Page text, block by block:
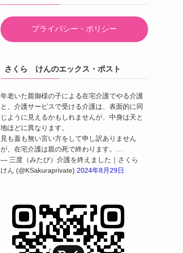
プライバシー・ポリシー
さくら けんのエックス・ポスト
年老いた親御様の子による在宅介護でやる介護
と、介護サービスで受ける介護は、表面的に同
じように見えるかもしれませんが、中身は天と
地ほどに異なります。
見も蓋も無い言い方をして申し訳ありません
が、在宅介護は親の死で終わります。…
— 三度（みたび）介護を終えました｜さくら
けん (@KSakuraprivate) 2024年8月29日